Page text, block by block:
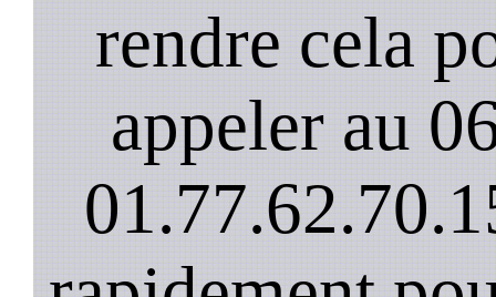
rendre cela
appeler au